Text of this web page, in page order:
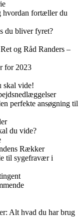
hvordan fortæller du
du bliver fyret?
og Råd Randers –
for 2023
skal vide!
perfekte ansøgning til
du vide?
Rækker
til sygefravær i
Alt hvad du har brug